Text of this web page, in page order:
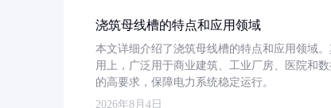
浇筑母线槽的特点和应用领域
本文详细介绍了浇筑母线槽的特点和应用领域
用上，广泛用于商业建筑、工业厂房、医院和
的高要求，保障电力系统稳定运行。
2026年8月4日